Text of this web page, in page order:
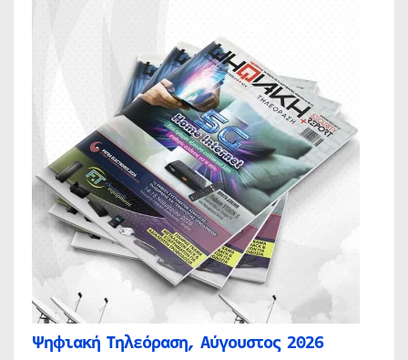
Ψηφιακή Τηλεόραση, Αύγουστος 2026